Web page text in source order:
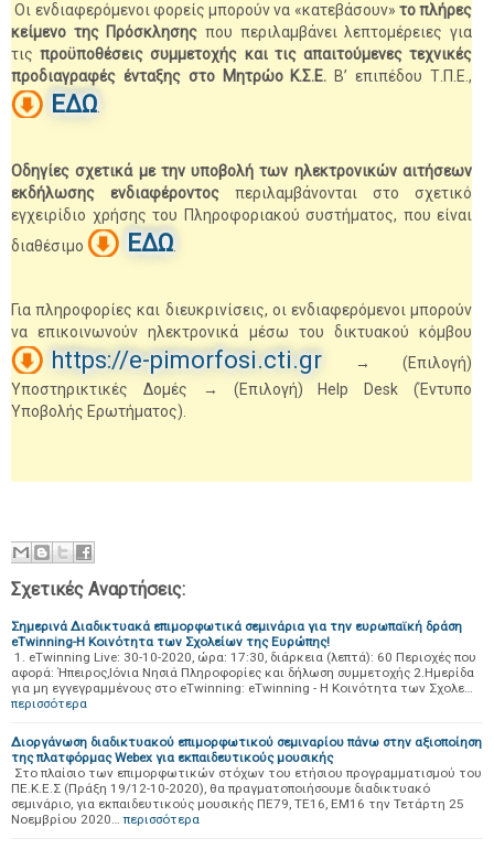
Οι ενδιαφερόμενοι φορείς μπορούν να «κατεβάσουν» το πλήρες
κείμενο της Πρόσκλησης που περιλαμβάνει λεπτομέρειες για
τιςπροϋποθέσεις συμμετοχής και τις απαιτούμενες τεχνικές
προδιαγραφές ένταξης στο Μητρώο Κ.Σ.Ε. Β’ επιπέδου Τ.Π.Ε.,
ΕΔΩ
Οδηγίες σχετικά με την υποβολή των ηλεκτρονικών αιτήσεων
εκδήλωσης ενδιαφέροντος περιλαμβάνονται στο σχετικό
εγχειρίδιο χρήσης του Πληροφοριακού συστήματος, που είναι
διαθέσιμο
ΕΔΩ
Για πληροφορίες και διευκρινίσεις, οι ενδιαφερόμενοι μπορούν
να επικοινωνούν ηλεκτρονικά μέσω του δικτυακού κόμβου
https://e-pimorfosi.cti.gr → (Επιλογή)
Υποστηρικτικές Δομές → (Επιλογή) Help Desk (Έντυπο
Υποβολής Ερωτήματος).
Σχετικές Αναρτήσεις:
Σημερινά Διαδικτυακά επιμορφωτικά σεμινάρια για την ευρωπαϊκή δράση
eTwinning-Η Κοινότητα των Σχολείων της Ευρώπης!
1. eTwinning Live: 30-10-2020, ώρα: 17:30, διάρκεια (λεπτά): 60 Περιοχές που
αφορά: Ήπειρος,Ιόνια Νησιά Πληροφορίες και δήλωση συμμετοχής 2.Ημερίδα
για μη εγγεγραμμένους στο eTwinning: eTwinning - H Kοινότητα των Σχολε…
περισσότερα
Διοργάνωση διαδικτυακού επιμορφωτικού σεμιναρίου πάνω στην αξιοποίηση
της πλατφόρμας Webex για εκπαιδευτικούς μουσικής
Στο πλαίσιο των επιμορφωτικών στόχων του ετήσιου προγραμματισμού του
ΠΕ.Κ.Ε.Σ (Πράξη 19/12-10-2020), θα πραγματοποιήσουμε διαδικτυακό
σεμινάριο, για εκπαιδευτικούς μουσικής ΠΕ79, ΤΕ16, ΕΜ16 την Τετάρτη 25
Νοεμβρίου 2020… περισσότερα